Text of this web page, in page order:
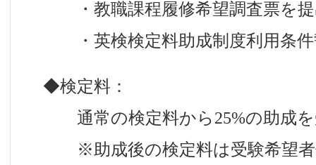
・教職課程履修希望調査票を提
・英検検定料助成制度利用条件
◆検定料：
通常の検定料から25%の助成を
※助成後の検定料は受験希望者